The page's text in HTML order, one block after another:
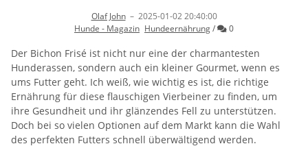
Olaf John– 2025-01-02 20:40:00
Hunde - Magazin Hundeernährung/ Kommentare
0
Der Bichon Frisé ist nicht nur eine der charmantesten
Hunderassen, sondern auch ein kleiner Gourmet, wenn es
ums Futter geht. Ich weiß, wie wichtig es ist, die richtige
Ernährung für diese flauschigen Vierbeiner zu finden, um
ihre Gesundheit und ihr glänzendes Fell zu unterstützen.
Doch bei so vielen Optionen auf dem Markt kann die Wahl
des perfekten Futters schnell überwältigend werden.